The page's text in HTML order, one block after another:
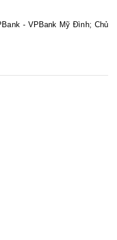
- VPBank Mỹ Đình; Chủ